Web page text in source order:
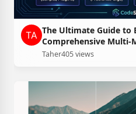
The Ultimate Guide to
Comprehensive Multi-
Taher405 views